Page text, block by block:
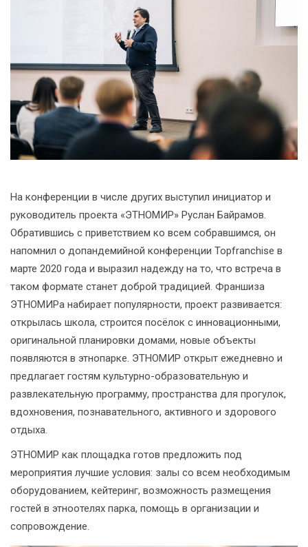
На конференции в числе других выступил инициатор и
руководитель проекта «ЭТНОМИР» Руслан Байрамов.
Обратившись с приветствием ко всем собравшимся, он
напомнил о допандемийной конференции Topfranchise в
марте 2020 года и выразил надежду на то, что встреча в
таком формате станет доброй традицией. Франшиза
ЭТНОМИРа набирает популярности, проект развивается:
открылась школа, строится посёлок с инновационными,
оригинальной планировки домами, новые объекты
появляются в этнопарке. ЭТНОМИР открыт ежедневно и
предлагает гостям культурно-образовательную и
развлекательную программу, пространства для прогулок,
вдохновения, познавательного, активного и здорового
отдыха.
ЭТНОМИР как площадка готов предложить под
мероприятия лучшие условия: залы со всем необходимым
оборудованием, кейтеринг, возможность размещения
гостей в этноотелях парка, помощь в организации и
сопровождение.